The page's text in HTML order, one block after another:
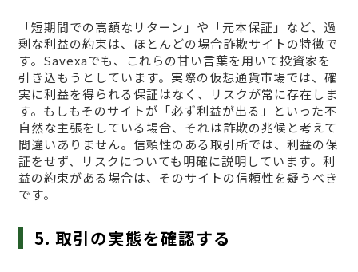
「短期間での高額なリターン」や「元本保証」など、過
剰な利益の約束は、ほとんどの場合詐欺サイトの特徴で
す。Savexaでも、これらの甘い言葉を用いて投資家を
引き込もうとしています。実際の仮想通貨市場では、確
実に利益を得られる保証はなく、リスクが常に存在しま
す。もしもそのサイトが「必ず利益が出る」といった不
自然な主張をしている場合、それは詐欺の兆候と考えて
間違いありません。信頼性のある取引所では、利益の保
証をせず、リスクについても明確に説明しています。利
益の約束がある場合は、そのサイトの信頼性を疑うべき
です。
5. 取引の実態を確認する